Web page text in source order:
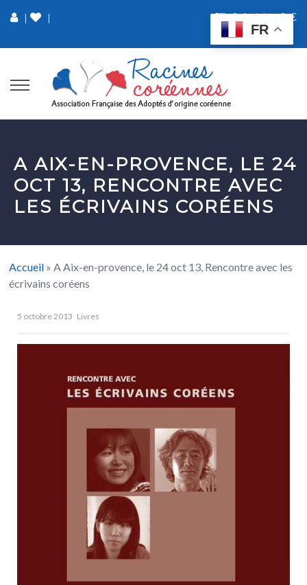
| 0 Article 0 €
|
A AIX-EN-PROVENCE, LE 24
OCT 13, RENCONTRE AVEC
LES ÉCRIVAINS CORÉENS
Accueil »A Aix-en-provence, le 24 oct 13, Rencontre avec les
écrivains coréens
5 octobre 2013 Livres
FR